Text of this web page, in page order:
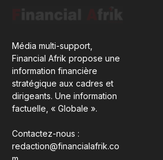
Média multi-support,
Financial Afrik propose une
information financière
stratégique aux cadres et
dirigeants. Une information
factuelle, « Globale ».
Contactez-nous :
redaction@financialafrik.co